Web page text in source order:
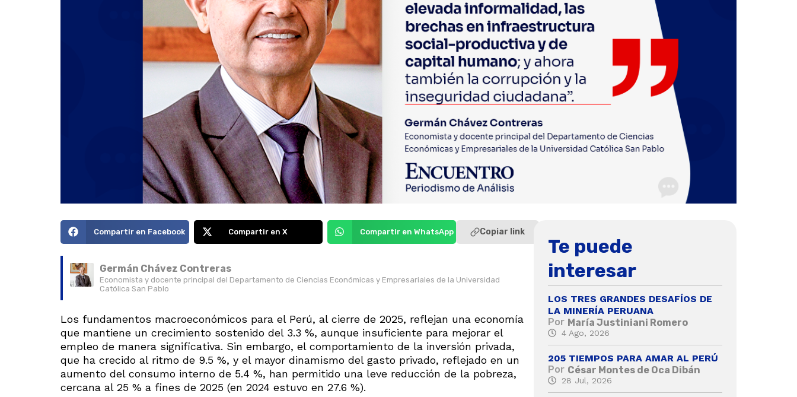
Compartir en Facebook Compartir en X Compartir en WhatsApp Copiar link
Germán Chávez Contreras
Economista y docente principal del Departamento de Ciencias Económicas y Empresariales de la Universidad
Católica San Pablo
Los fundamentos macroeconómicos para el Perú, al cierre de 2025, reflejan una economía
que mantiene un crecimiento sostenido del 3.3 %, aunque insuficiente para mejorar el
empleo de manera significativa. Sin embargo, el comportamiento de la inversión privada,
que ha crecido al ritmo de 9.5 %, y el mayor dinamismo del gasto privado, reflejado en un
aumento del consumo interno de 5.4 %, han permitido una leve reducción de la pobreza,
cercana al 25 % a fines de 2025 (en 2024 estuvo en 27.6 %).
Te puede
interesar
LOS TRES GRANDES DESAFÍOS DE
LA MINERÍA PERUANA
Por María Justiniani Romero
4 Ago, 2026
205 TIEMPOS PARA AMAR AL PERÚ
Por César Montes de Oca Dibán
28 Jul, 2026